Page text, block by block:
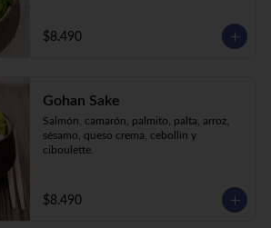
$8.490
Gohan Sake
Salmón, camarón, palmito, palta, arroz,
sésamo, queso crema, cebollín y
ciboulette.
$8.490